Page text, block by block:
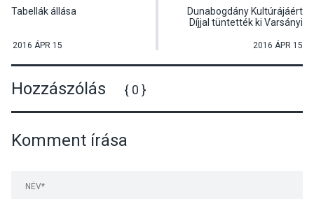
Tabellák állása
2016 ÁPR 15
Dunabogdány Kultúrájáért
Díjjal tüntették ki Varsányi
betelepített magyarokról való
2016 ÁPR 15
Hozzászólás { 0 }
Komment írása